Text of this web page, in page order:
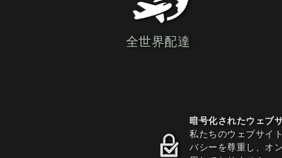
全世界配達
暗号化されたウェブ
私たちのウェブサイ
バシーを尊重し、オ